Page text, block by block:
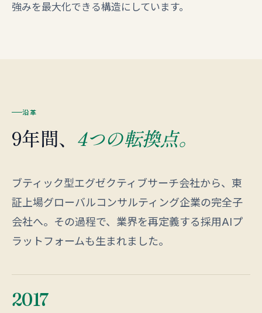
強みを最大化できる構造にしています。
沿革
9年間、 4つの転換点。
ブティック型エグゼクティブサーチ会社から、東
証上場グローバルコンサルティング企業の完全子
会社へ。その過程で、業界を再定義する採用AIプ
ラットフォームも生まれました。
2017